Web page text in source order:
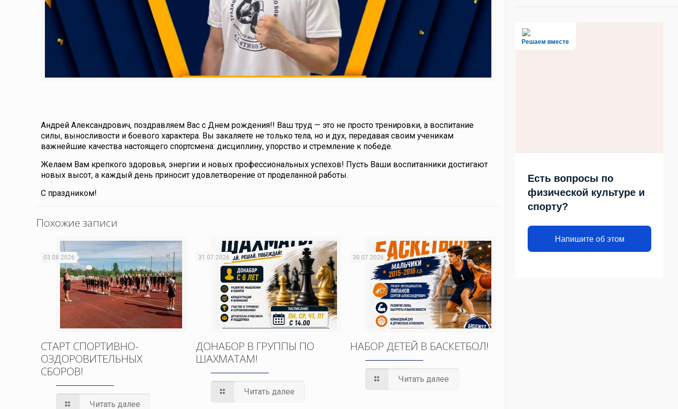
Андрей Александрович, поздравляем Вас с Днем рождения!! Ваш труд — это не просто тренировки, а воспитание
силы, выносливости и боевого характера. Вы закаляете не только тела, но и дух, передавая своим ученикам
важнейшие качества настоящего спортсмена: дисциплину, упорство и стремление к победе.
Желаем Вам крепкого здоровья, энергии и новых профессиональных успехов! Пусть Ваши воспитанники достигают
новых высот, а каждый день приносит удовлетворение от проделанной работы.
С праздником!
Похожие записи
03.08.2026
СТАРТ СПОРТИВНО-
ОЗДОРОВИТЕЛЬНЫХ
СБОРОВ!
Читать далее
31.07.2026
ДОНАБОР В ГРУППЫ ПО
ШАХМАТАМ!
Читать далее
30.07.2026
НАБОР ДЕТЕЙ В БАСКЕТБОЛ!
Читать далее
Решаем вместе
Есть вопросы по
физической культуре и
спорту?
Напишите об этом